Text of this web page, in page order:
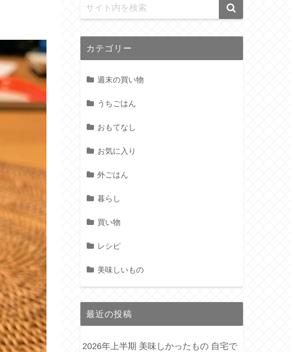
カテゴリー
週末の買い物
うちごはん
おもてなし
お気に入り
外ごはん
暮らし
買い物
レシピ
美味しいもの
最近の投稿
2026年上半期 美味しかったもの 自宅で